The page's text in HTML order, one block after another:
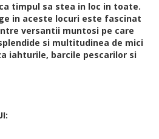
timpul sa stea in loc in toate.
in aceste locuri este fascinat
versantii muntosi pe care
si multitudinea de mici
iahturile, barcile pescarilor si